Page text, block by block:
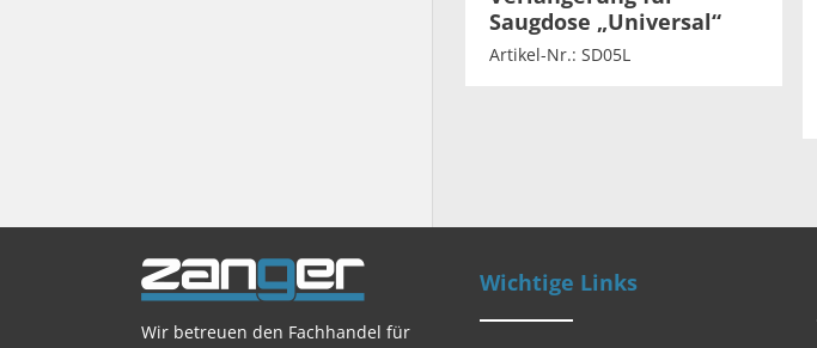
Saugdose „Universal“
Artikel-Nr.: SD05L
Wir betreuen den Fachhandel für
Wichtige Links